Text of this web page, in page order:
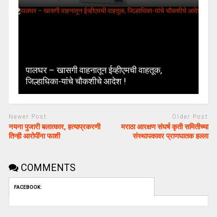
पालघर – खासगी वाहनातून ईव्हीएमची वाहतूक,
जिल्हाधिका-यांचे चौकशीचे आदेश !
Newer Post
नयना पुजारी बलात्कार, हत्याप्रकरणी
तिन्ही आरोपींना फाशी
Older Post
मराठा आरक्षण संघर्ष कृती समितीच्या
संस्थापकावर प्राणघातक हल्ला
COMMENTS
FACEBOOK: